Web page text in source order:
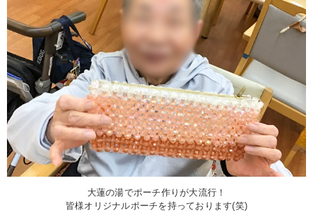
大蓮の湯でポーチ作りが大流行！
皆様オリジナルポーチを持っております(笑)